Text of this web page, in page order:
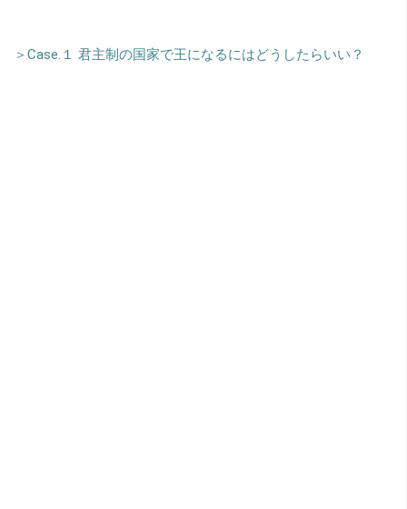
＞Case.１ 君主制の国家で王になるにはどうしたらいい？